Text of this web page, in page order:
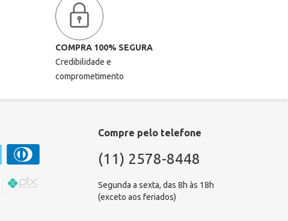
COMPRA 100% SEGURA
Credibilidade e
comprometimento
Compre pelo telefone
(11) 2578-8448
Segunda a sexta, das 8h às 18h
(exceto aos feriados)